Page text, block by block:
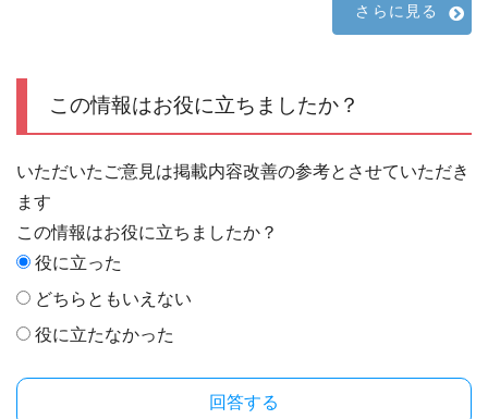
さらに見る
この情報はお役に立ちましたか？
いただいたご意見は掲載内容改善の参考とさせていただき
ます
この情報はお役に立ちましたか？
役に立った
どちらともいえない
役に立たなかった